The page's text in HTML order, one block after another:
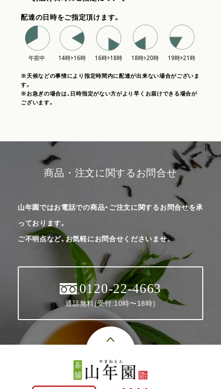
配達の日時をご指定頂けます。
※天候などの事情により指定時間内に配達が出来ない場合がございま
す。
※お急ぎの場合は、日時指定がない方がより早くお届けできる場合が
ございます。
商品・注文に関するお問合せ
山年園ではお電話での商品・ご注文に関するお問合せを承
っております。
ご不明点など、お気軽にお問合せくださいませ。
0120-22-4663
通話無料(受付:10時〜18時)